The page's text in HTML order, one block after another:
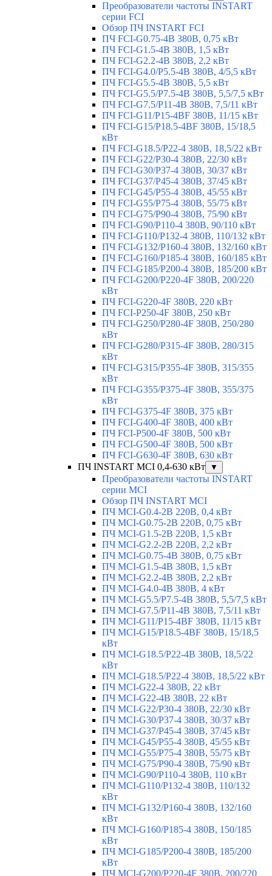
Преобразователи частоты INSTART
серии FCI
Обзор ПЧ INSTART FCI
ПЧ FCI-G0.75-4B 380В, 0,75 кВт
ПЧ FCI-G1.5-4B 380В, 1,5 кВт
ПЧ FCI-G2.2-4B 380В, 2,2 кВт
ПЧ FCI-G4.0/P5.5-4B 380В, 4/5,5 кВт
ПЧ FCI-G5.5-4B 380В, 5,5 кВт
ПЧ FCI-G5.5/P7.5-4B 380В, 5,5/7,5 кВт
ПЧ FCI-G7.5/P11-4B 380В, 7,5/11 кВт
ПЧ FCI-G11/P15-4BF 380В, 11/15 кВт
ПЧ FCI-G15/P18.5-4BF 380В, 15/18,5
кВт
ПЧ FCI-G18.5/P22-4 380В, 18,5/22 кВт
ПЧ FCI-G22/P30-4 380В, 22/30 кВт
ПЧ FCI-G30/P37-4 380В, 30/37 кВт
ПЧ FCI-G37/P45-4 380В, 37/45 кВт
ПЧ FCI-G45/P55-4 380В, 45/55 кВт
ПЧ FCI-G55/P75-4 380В, 55/75 кВт
ПЧ FCI-G75/P90-4 380В, 75/90 кВт
ПЧ FCI-G90/P110-4 380В, 90/110 кВт
ПЧ FCI-G110/P132-4 380В, 110/132 кВт
ПЧ FCI-G132/P160-4 380В, 132/160 кВт
ПЧ FCI-G160/P185-4 380В, 160/185 кВт
ПЧ FCI-G185/P200-4 380В, 185/200 кВт
ПЧ FCI-G200/P220-4F 380В, 200/220
кВт
ПЧ FCI-G220-4F 380В, 220 кВт
ПЧ FCI-P250-4F 380В, 250 кВт
ПЧ FCI-G250/P280-4F 380В, 250/280
кВт
ПЧ FCI-G280/P315-4F 380В, 280/315
кВт
ПЧ FCI-G315/P355-4F 380В, 315/355
кВт
ПЧ FCI-G355/P375-4F 380В, 355/375
кВт
ПЧ FCI-G375-4F 380В, 375 кВт
ПЧ FCI-G400-4F 380В, 400 кВт
ПЧ FCI-P500-4F 380В, 500 кВт
ПЧ FCI-G500-4F 380В, 500 кВт
ПЧ FCI-G630-4F 380В, 630 кВт
ПЧ INSTART MCI 0,4-630 кВт
▼
Преобразователи частоты INSTART
серии MCI
Обзор ПЧ INSTART MCI
ПЧ MCI-G0.4-2B 220В, 0,4 кВт
ПЧ MCI-G0.75-2B 220В, 0,75 кВт
ПЧ MCI-G1.5-2B 220В, 1,5 кВт
ПЧ MCI-G2.2-2B 220В, 2,2 кВт
ПЧ MCI-G0.75-4B 380В, 0,75 кВт
ПЧ MCI-G1.5-4B 380В, 1,5 кВт
ПЧ MCI-G2.2-4B 380В, 2,2 кВт
ПЧ MCI-G4.0-4B 380В, 4 кВт
ПЧ MCI-G5.5/Р7.5-4B 380В, 5,5/7,5 кВт
ПЧ MCI-G7.5/P11-4B 380В, 7,5/11 кВт
ПЧ MCI-G11/P15-4BF 380В, 11/15 кВт
ПЧ MCI-G15/P18.5-4BF 380В, 15/18,5
кВт
ПЧ MCI-G18.5/P22-4B 380В, 18,5/22
кВт
ПЧ MCI-G18.5/P22-4 380В, 18,5/22 кВт
ПЧ MCI-G22-4 380В, 22 кВт
ПЧ MCI-G22-4B 380В, 22 кВт
ПЧ MCI-G22/P30-4 380В, 22/30 кВт
ПЧ MCI-G30/P37-4 380В, 30/37 кВт
ПЧ MCI-G37/P45-4 380В, 37/45 кВт
ПЧ MCI-G45/P55-4 380В, 45/55 кВт
ПЧ MCI-G55/P75-4 380В, 55/75 кВт
ПЧ MCI-G75/P90-4 380В, 75/90 кВт
ПЧ MCI-G90/P110-4 380В, 110 кВт
ПЧ MCI-G110/P132-4 380В, 110/132
кВт
ПЧ MCI-G132/P160-4 380В, 132/160
кВт
ПЧ MCI-G160/P185-4 380В, 150/185
кВт
ПЧ MCI-G185/P200-4 380В, 185/200
кВт
ПЧ MCI-G200/P220-4F 380В, 200/220